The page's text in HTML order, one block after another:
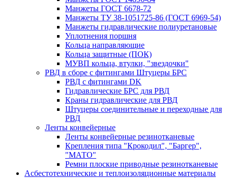
Манжеты ГОСТ 6678-72
Манжеты ТУ 38-1051725-86 (ГОСТ 6969-54)
Манжеты гидравлические полиуретановые
Уплотнения поршня
Кольца направляющие
Кольца защитные (ПОК)
МУВП кольца, втулки, "звездочки"
РВД в сборе с фитингами Штуцеры БРС
РВД с фитингами DK
Гидравлические БРС для РВД
Краны гидравлические для РВД
Штуцеры соединительные и переходные для
РВД
Ленты конвейерные
Ленты конвейерные резинотканевые
Крепления типа "Крокодил", "Баргер",
"МАТО"
Ремни плоские приводные резинотканевые
Асбестотехнические и теплоизоляционные материалы